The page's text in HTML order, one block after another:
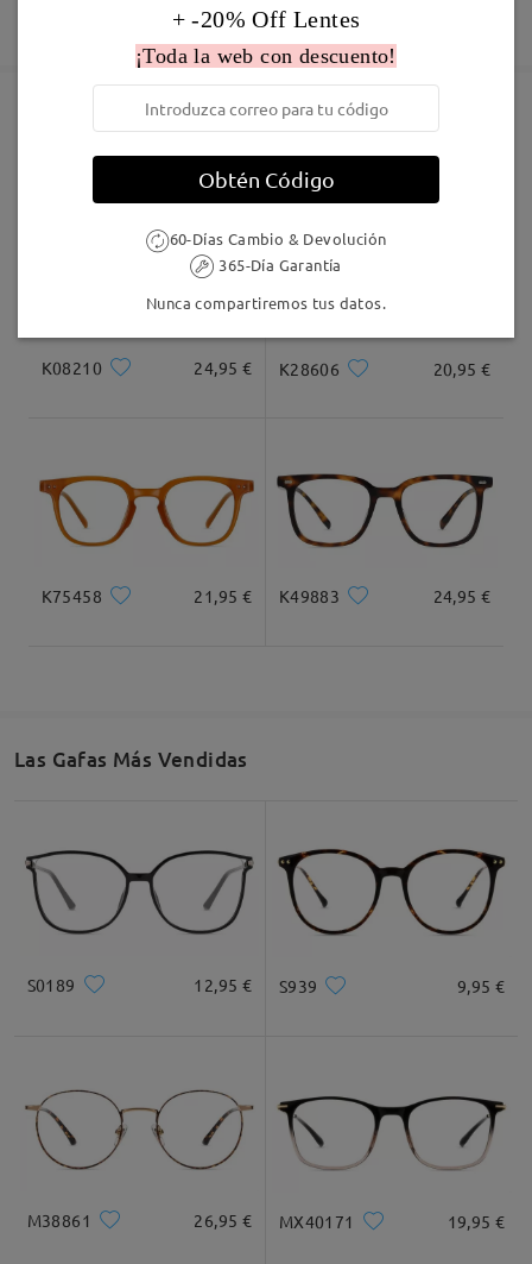
Deje su comentario
5-7 días laborales detalles
Garantía de 365 días
Descubrir Más
K08210 24,95 € K28606 20,95 €
K75458 21,95 € K49883 24,95 €
Las Gafas Más Vendidas
S0189 12,95 € S939 9,95 €
M38861 26,95 € MX40171 19,95 €
+ -20% Off Lentes
¡Toda la web con descuento!
Obtén Código
60-Días Cambio & Devolución
365-Día Garantía
Nunca compartiremos tus datos.